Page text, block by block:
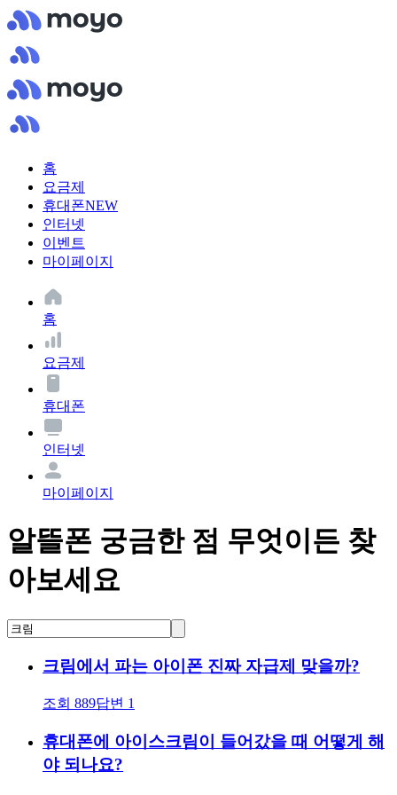
홈
요금제
휴대폰NEW
인터넷
이벤트
마이페이지
홈
요금제
휴대폰
인터넷
마이페이지
알뜰폰 궁금한 점 무엇이든 찾
아보세요
크림에서 파는 아이폰 진짜 자급제 맞을까?
조회 889답변 1
휴대폰에 아이스크림이 들어갔을 때 어떻게 해
야 되나요?